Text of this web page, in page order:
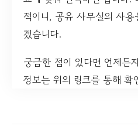
적이니, 공유 사무실의 사용
겠습니다.
궁금한 점이 있다면 언제든
정보는 위의 링크를 통해 확